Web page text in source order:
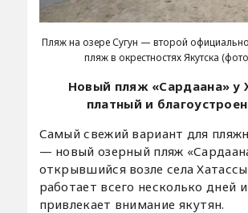
Пляж на озере Сугун — второй
пляж в окрестностях Якутска
Новый пляж «Сардаана» у
платный и
Самый свежий вариант для
— новый озерный пляж
открывшийся возле села
работает всего несколько дней
привлекает внимание якутян.